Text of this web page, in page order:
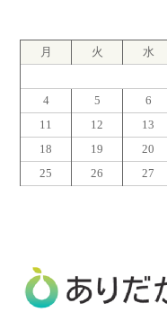
月 火 水
4
5 6
11
12 13
18
19 20
25
26 27